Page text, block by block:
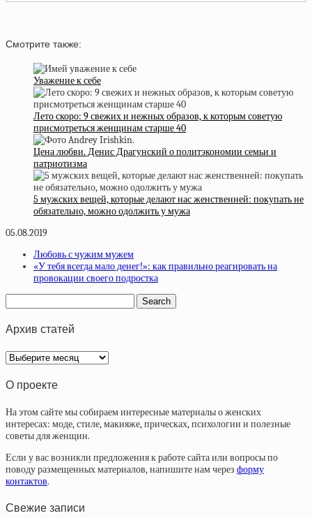
Смотрите также:
Уважение к себе
Лето скоро: 9 свежих и нежных образов, к которым советую
присмотреться женщинам старше 40
Цена любви. Денис Драгунский о политэкономии семьи и
патриотизма
5 мужских вещей, которые делают нас женственней: покупать не
обязательно, можно одолжить у мужа
05.08.2019
Любовь с чужим мужем
«У тебя всегда мало денег!»: как правильно реагировать на
провокации своего подростка
Архив статей
Архив
статей
О проекте
На этом сайте мы собираем интересные материалы о женских
интересах: моде, стиле, макияже, прическах, психологии и полезные
советы для женщин.
Если у вас возникли предложения к работе сайта или вопросы по
поводу размещенных материалов, напишите нам через форму
контактов.
Свежие записи